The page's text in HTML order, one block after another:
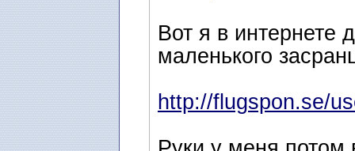
Вот я в интернете
маленького
http://flugspon.se/